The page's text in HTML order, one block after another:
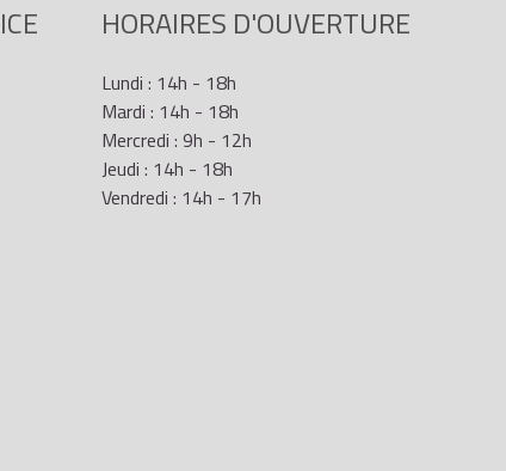
HORAIRES D'OUVERTURE
Lundi : 14h - 18h
Mardi : 14h - 18h
Mercredi : 9h - 12h
Jeudi : 14h - 18h
Vendredi : 14h - 17h